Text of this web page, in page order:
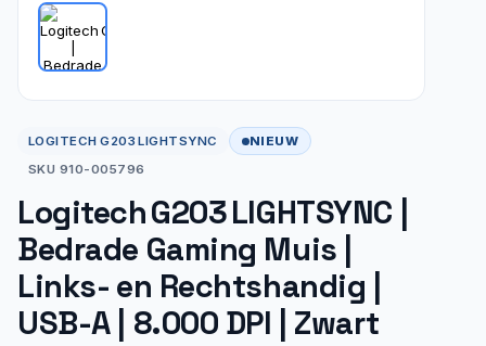
LOGITECH G203 LIGHTSYNC
NIEUW
SKU 910-005796
Logitech G203 LIGHTSYNC |
Bedrade Gaming Muis |
Links- en Rechtshandig |
USB-A | 8.000 DPI | Zwart